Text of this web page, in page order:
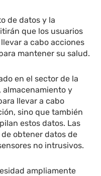
de datos y la
que los usuarios
a cabo acciones
mantener su salud.
en el sector de la
almacenamiento y
llevar a cabo
sino que también
estos datos. Las
obtener datos de
no intrusivos.
ampliamente